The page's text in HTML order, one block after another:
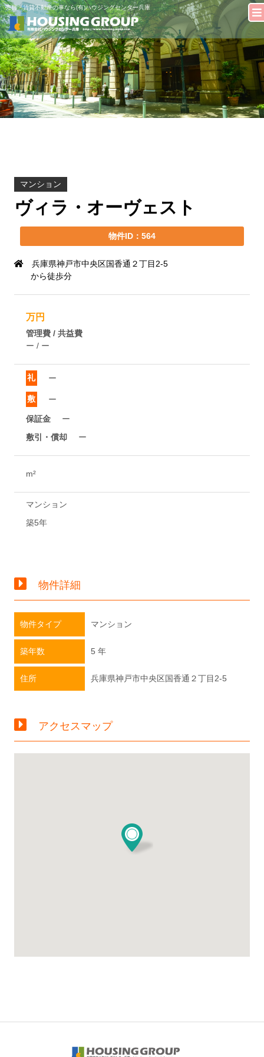
売買・賃貸不動産の事なら(有)ハウジングセンター兵庫
マンション
ヴィラ・オーヴェスト
物件ID：564
兵庫県神戸市中央区国香通２丁目2-5
から徒歩分
万円
管理費 / 共益費
ー / ー
礼 ー
敷 ー
保証金
ー
敷引・償却
ー
m²
マンション
築5年
物件詳細
物件タイプ マンション
築年数 5 年
住所 兵庫県神戸市中央区国香通２丁目2-5
アクセスマップ